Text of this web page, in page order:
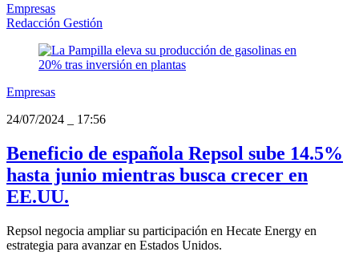
Empresas
Redacción Gestión
Empresas
24/07/2024
17:56
Beneficio de española Repsol sube 14.5%
hasta junio mientras busca crecer en
EE.UU.
Repsol negocia ampliar su participación en Hecate Energy en
estrategia para avanzar en Estados Unidos.